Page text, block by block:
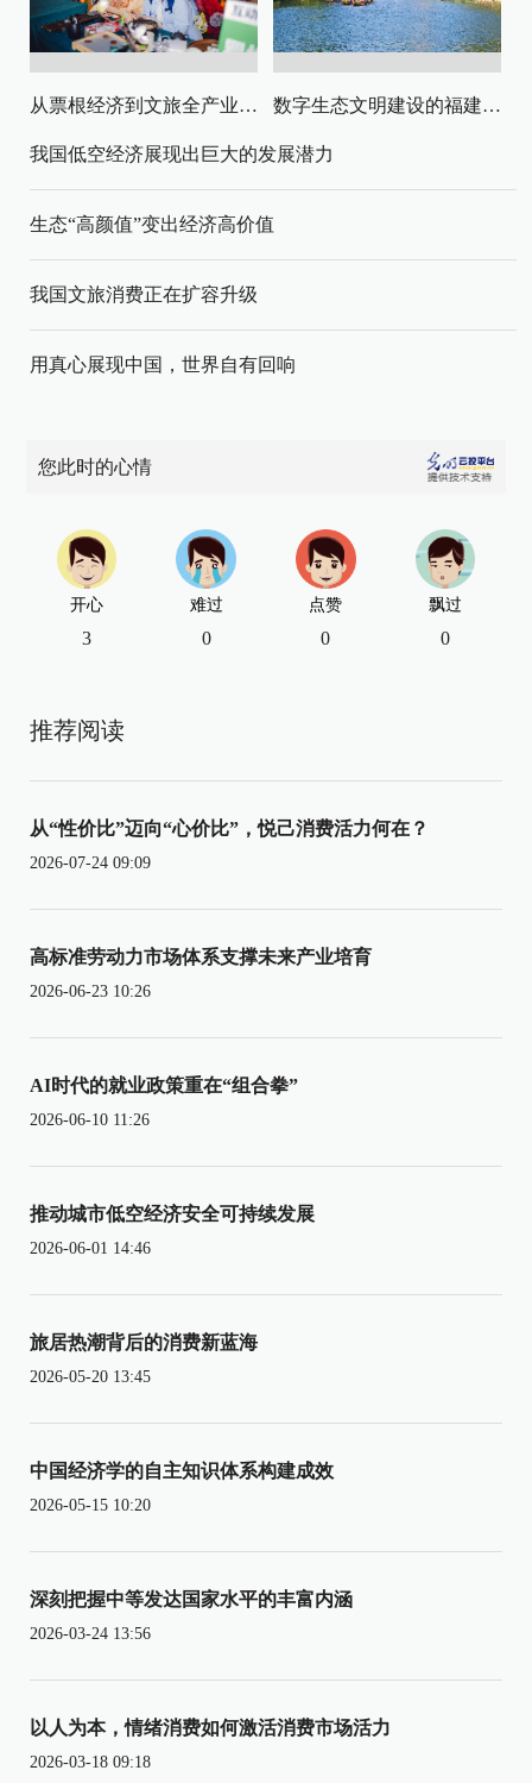
从票根经济到文旅全产业链升级 数字生态文明建设的福建路径与启示
我国低空经济展现出巨大的发展潜力
生态“高颜值”变出经济高价值
我国文旅消费正在扩容升级
用真心展现中国，世界自有回响
您此时的心情
开心
3
难过
0
点赞
0
飘过
0
推荐阅读
从“性价比”迈向“心价比”，悦己消费活力何在？
2026-07-24 09:09
高标准劳动力市场体系支撑未来产业培育
2026-06-23 10:26
AI时代的就业政策重在“组合拳”
2026-06-10 11:26
推动城市低空经济安全可持续发展
2026-06-01 14:46
旅居热潮背后的消费新蓝海
2026-05-20 13:45
中国经济学的自主知识体系构建成效
2026-05-15 10:20
深刻把握中等发达国家水平的丰富内涵
2026-03-24 13:56
以人为本，情绪消费如何激活消费市场活力
2026-03-18 09:18